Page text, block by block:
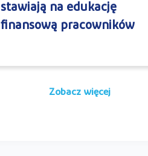
stawiają na edukację
finansową pracowników
Zobacz więcej